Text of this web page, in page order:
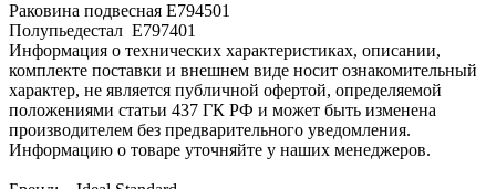
Раковина подвесная E794501
Полупьедестал E797401
Информация о технических характеристиках, описании,
комплекте поставки и внешнем виде носит ознакомительный
характер, не является публичной офертой, определяемой
положениями статьи 437 ГК РФ и может быть изменена
производителем без предварительного уведомления.
Информацию о товаре уточняйте у наших менеджеров.